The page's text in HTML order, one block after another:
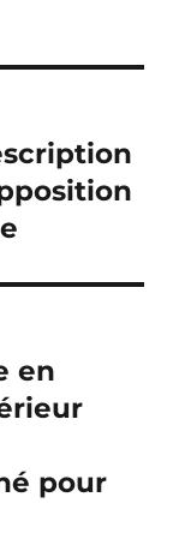
en
pour